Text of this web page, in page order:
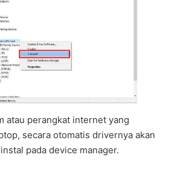
atau perangkat internet yang
secara otomatis drivernya akan
pada device manager.